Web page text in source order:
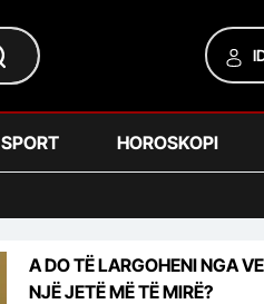
SPORT HOROSKOPI
A DO TË LARGOHENI NGA
NJË JETË MË TË MIRË?